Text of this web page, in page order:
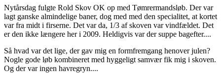
Nytårsdag fulgte Rold Skov OK op med Tømrermandsløb. Der var
lagt ganske almindelige baner, dog med med den specialitet, at kortet
var fra midt i firserne. Det var da, 1/3 af skoven var vindfældet. Det
er den ikke længere her i 2009. Heldigvis var der suppe bagefter....
Så hvad var det lige, der gav mig en formfremgang henover julen?
Nogle gode løb kombineret med hyggeligt samvær fik mig i skoven.
Og der var ingen havregryn....